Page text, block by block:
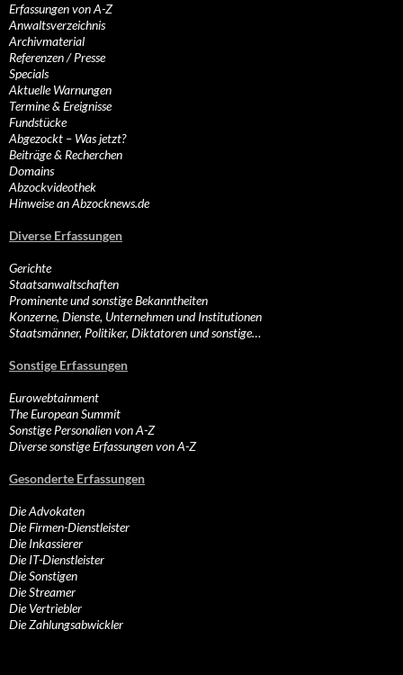
Erfassungen von A-Z
Anwaltsverzeichnis
Archivmaterial
Referenzen / Presse
Specials
Aktuelle Warnungen
Termine & Ereignisse
Fundstücke
Abgezockt – Was jetzt?
Beiträge & Recherchen
Domains
Abzockvideothek
Hinweise an Abzocknews.de
Diverse Erfassungen
Gerichte
Staatsanwaltschaften
Prominente und sonstige Bekanntheiten
Konzerne, Dienste, Unternehmen und Institutionen
Staatsmänner, Politiker, Diktatoren und sonstige…
Sonstige Erfassungen
Eurowebtainment
The European Summit
Sonstige Personalien von A-Z
Diverse sonstige Erfassungen von A-Z
Gesonderte Erfassungen
Die Advokaten
Die Firmen-Dienstleister
Die Inkassierer
Die IT-Dienstleister
Die Sonstigen
Die Streamer
Die Vertriebler
Die Zahlungsabwickler